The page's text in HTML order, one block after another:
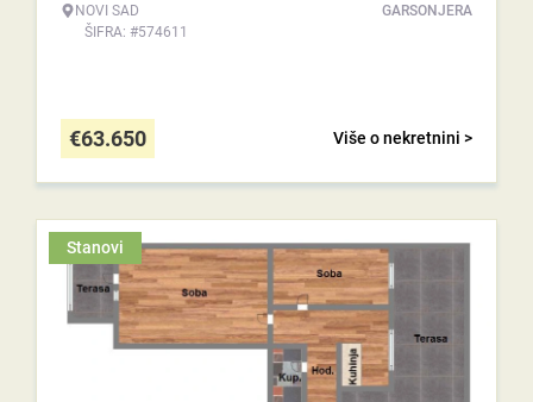
NOVI SAD
ŠIFRA: #574611
GARSONJERA
Više o nekretnini >
€63.650
Stanovi